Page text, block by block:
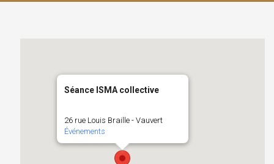
Séance ISMA collective
26 rue Louis Braille - Vauvert
Événements